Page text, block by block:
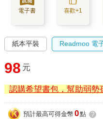
電子書 喜歡+1
紙本平裝 Readmoo 電
98 元
認購希望書包，幫助弱勢
預計最高可得金幣 0點 ?